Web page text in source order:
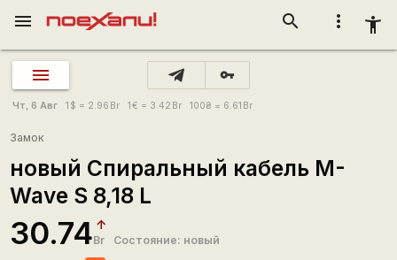
more_vert accessibility_new
search
menu
vpn_key
Чт, 6 Авг 1 $ = 2.96 Br 1€ = 3.42 Br 100₴ = 6.61 Br
Замок
новый Спиральный кабель M-
Wave S 8,18 L
30.74Br Состояние: новый